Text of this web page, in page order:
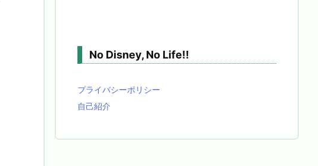
No Disney, No Life!!
プライバシーポリシー
自己紹介